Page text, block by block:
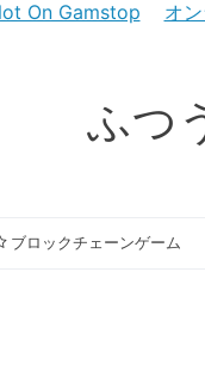
On Gamstop オ
ふつ
ブロックチェーンゲーム